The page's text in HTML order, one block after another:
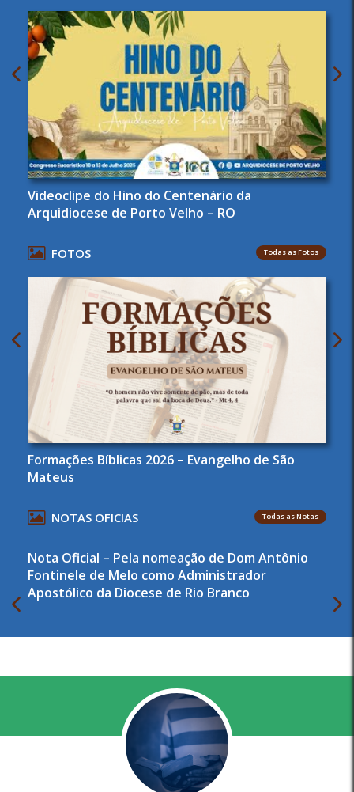
Videoclipe do Hino do Centenário da
Arquidiocese de Porto Velho – RO
FOTOS Todas as Fotos
Formações Bíblicas 2026 – Evangelho de São
Mateus
NOTAS OFICIAS Todas as Notas
Nota Oficial – Pela nomeação de Dom Antônio
Fontinele de Melo como Administrador
Apostólico da Diocese de Rio Branco